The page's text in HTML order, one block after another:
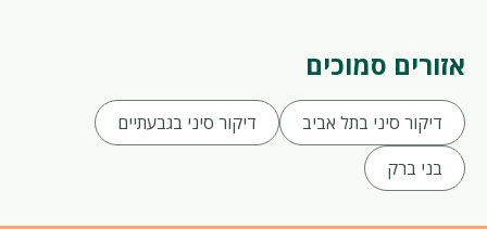
אזורים סמוכים
דיקור סיני בתל אביב
דיקור סיני בגבעתיים
בני ברק